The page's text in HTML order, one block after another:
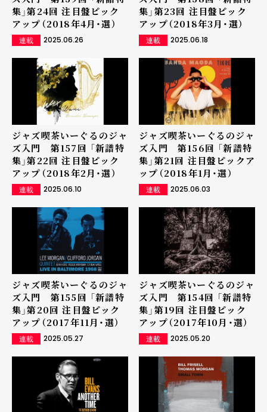
集」第24回 注目盤ピック
アップ（2018年4月・選）
連載 2025.06.26
集」第23回 注目盤ピック
アップ（2018年3月・選）
連載 2025.06.18
ジャズ喫茶いーぐるのジャ
ズ入門 第157回 「新譜特
集」第22回 注目盤ピック
アップ（2018年2月・選）
連載 2025.06.10
ジャズ喫茶いーぐるのジャ
ズ入門 第156回 「新譜特
集」第21回 注目盤ピックア
ップ（2018年1月・選）
連載 2025.06.03
ジャズ喫茶いーぐるのジャ
ズ入門 第155回 「新譜特
集」第20回 注目盤ピック
アップ（2017年11月・選）
連載 2025.05.27
ジャズ喫茶いーぐるのジャ
ズ入門 第154回 「新譜特
集」第19回 注目盤ピック
アップ（2017年10月・選）
連載 2025.05.20